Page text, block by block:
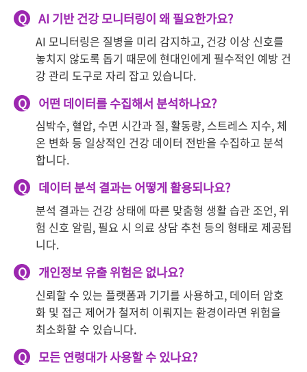
Q AI 기반 건강 모니터링이 왜 필요한가요?
AI 모니터링은 질병을 미리 감지하고, 건강 이상 신호를
놓치지 않도록 돕기 때문에 현대인에게 필수적인 예방 건
강 관리 도구로 자리 잡고 있습니다.
Q 어떤 데이터를 수집해서 분석하나요?
심박수, 혈압, 수면 시간과 질, 활동량, 스트레스 지수, 체
온 변화 등 일상적인 건강 데이터 전반을 수집하고 분석
합니다.
Q 데이터 분석 결과는 어떻게 활용되나요?
분석 결과는 건강 상태에 따른 맞춤형 생활 습관 조언, 위
험 신호 알림, 필요 시 의료 상담 추천 등의 형태로 제공됩
니다.
Q 개인정보 유출 위험은 없나요?
신뢰할 수 있는 플랫폼과 기기를 사용하고, 데이터 암호
화 및 접근 제어가 철저히 이뤄지는 환경이라면 위험을
최소화할 수 있습니다.
Q 모든 연령대가 사용할 수 있나요?